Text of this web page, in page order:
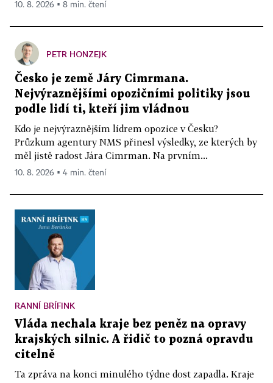
10. 8. 2026 ▪ 8 min. čtení
PETR HONZEJK
Česko je země Járy Cimrmana.
Nejvýraznějšími opozičními politiky jsou
podle lidí ti, kteří jim vládnou
Kdo je nejvýraznějším lídrem opozice v Česku?
Průzkum agentury NMS přinesl výsledky, ze kterých by
měl jistě radost Jára Cimrman. Na prvním...
10. 8. 2026 ▪ 4 min. čtení
RANNÍ BRÍFINK
Vláda nechala kraje bez peněz na opravy
krajských silnic. A řidič to pozná opravdu
citelně
Ta zpráva na konci minulého týdne dost zapadla. Kraje